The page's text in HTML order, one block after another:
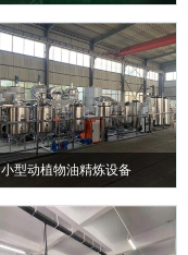
小型动植物油精炼设备